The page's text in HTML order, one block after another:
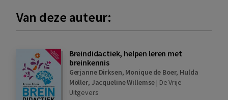
Van deze auteur:
Breindidactiek, helpen leren met
breinkennis
Gerjanne Dirksen, Monique de Boer, Hulda
Möller, Jacqueline Willemse | De Vrije
Uitgevers